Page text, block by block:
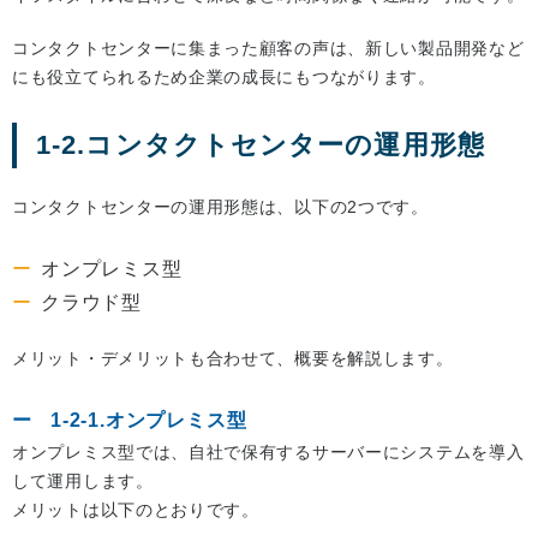
コンタクトセンターに集まった顧客の声は、新しい製品開発など
にも役立てられるため企業の成長にもつながります。
1-2.コンタクトセンターの運用形態
コンタクトセンターの運用形態は、以下の2つです。
オンプレミス型
クラウド型
メリット・デメリットも合わせて、概要を解説します。
1-2-1.オンプレミス型
オンプレミス型では、自社で保有するサーバーにシステムを導入
して運用します。
メリットは以下のとおりです。